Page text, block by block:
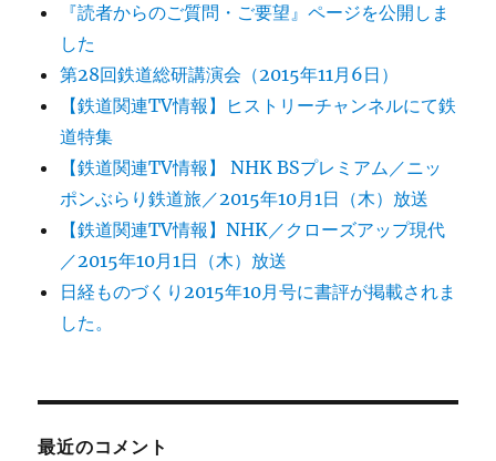
『読者からのご質問・ご要望』ページを公開しま
した
第28回鉄道総研講演会（2015年11月6日）
【鉄道関連TV情報】ヒストリーチャンネルにて鉄
道特集
【鉄道関連TV情報】 NHK BSプレミアム／ニッ
ポンぶらり鉄道旅／2015年10月1日（木）放送
【鉄道関連TV情報】NHK／クローズアップ現代
／2015年10月1日（木）放送
日経ものづくり2015年10月号に書評が掲載されま
した。
最近のコメント